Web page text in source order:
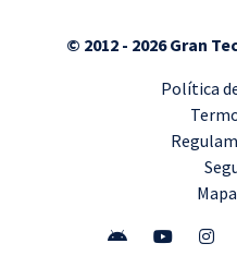
© 2012 - 2026 Gran
Política